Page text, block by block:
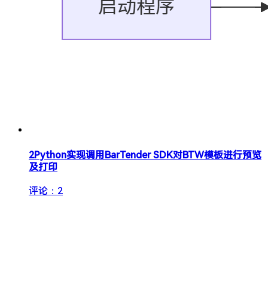
2Python实现调用BarTender SDK对BTW模板进行预览
及打印
评论：2